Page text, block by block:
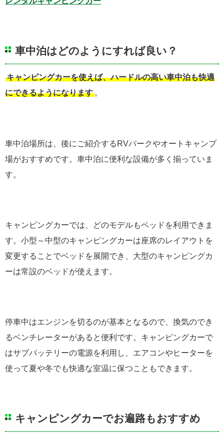
車中泊はどのようにすれば良い？
キャンピングカーを使えば、ハードルの高い車中泊も快適
にできるようになります 。
車中泊場所は、後にご紹介するRVパークやオートキャンプ
場がおすすめです。車中泊に便利な設備が多く揃っていま
す。
キャンピングカーでは、どのモデルもベッドを利用できま
す。小型～中型のキャンピングカーは座席のレイアウトを
変更することでベッドを展開でき、大型のキャンピングカ
ーは常設のベッドが使えます。
停車中はエンジンを切るのが基本となるので、換気のでき
るベンチレーターがあると便利です。キャンピングカーで
はサブバッテリーの電源を利用し、エアコンやヒーターを
使って夏や冬でも快適な室温に保つこともできます。
キャンピングカーでお遍路もおすすめ